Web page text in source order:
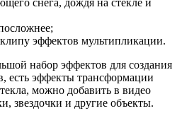
снега, дождя на стекле и
эффектов мультипликации.
набор эффектов для создания
есть эффекты трансформации
можно добавить в видео
звездочки и другие объекты.